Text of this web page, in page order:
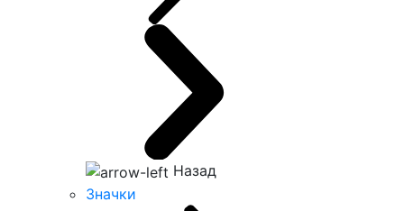
Назад
Значки